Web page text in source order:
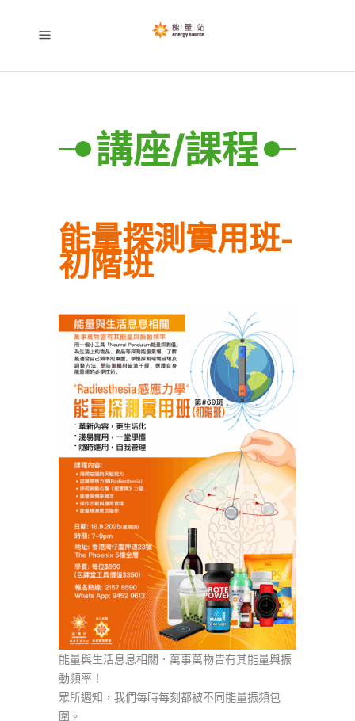
講座/課程
能量探測實用班-
初階班
能量與生活息息相關．萬事萬物皆有其能量與振
動頻率！
眾所週知，我們每時每刻都被不同能量振頻包
圍。